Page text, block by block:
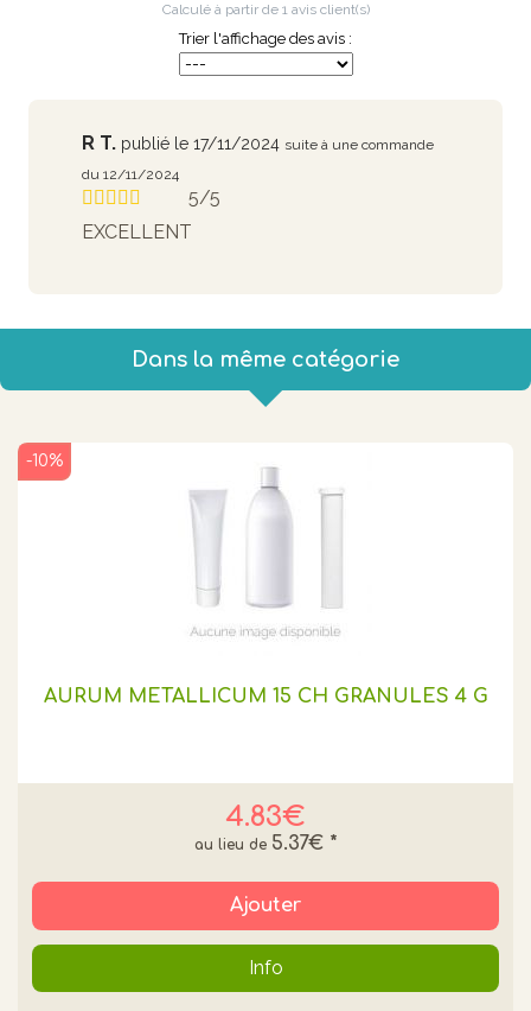
Calculé à partir de 1avis client(s)
Trier l'affichage des avis :
R T. publié le 17/11/2024 suite à une commande
du 12/11/2024
5/5
EXCELLENT
Dans la même catégorie
AURUM METALLICUM 15 CH GRANULES 4 G
4.83€
-10%
5.37€ *
Ajouter
Info